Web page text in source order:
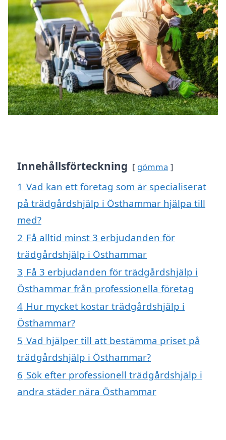
Innehållsförteckning gömma
1 Vad kan ett företag som är specialiserat
på trädgårdshjälp i Östhammar hjälpa till
med?
2 Få alltid minst 3 erbjudanden för
trädgårdshjälp i Östhammar
3 Få 3 erbjudanden för trädgårdshjälp i
Östhammar från professionella företag
4 Hur mycket kostar trädgårdshjälp i
Östhammar?
5 Vad hjälper till att bestämma priset på
trädgårdshjälp i Östhammar?
6 Sök efter professionell trädgårdshjälp i
andra städer nära Östhammar